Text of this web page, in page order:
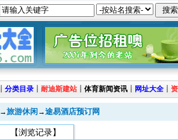
┊ 分类目录 ┊ 耐迪斯建站 ┊ 体育新闻资讯 ┊ 网址大全 ┊
→旅游休闲 →途易酒店预订网
【浏览记录】